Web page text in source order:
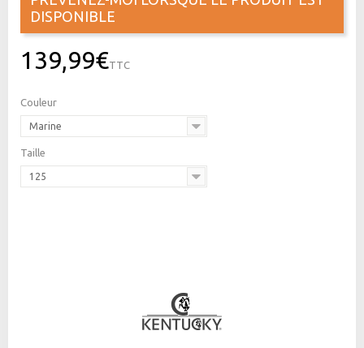
DISPONIBLE
139,99€TTC
Couleur
Marine
Taille
125